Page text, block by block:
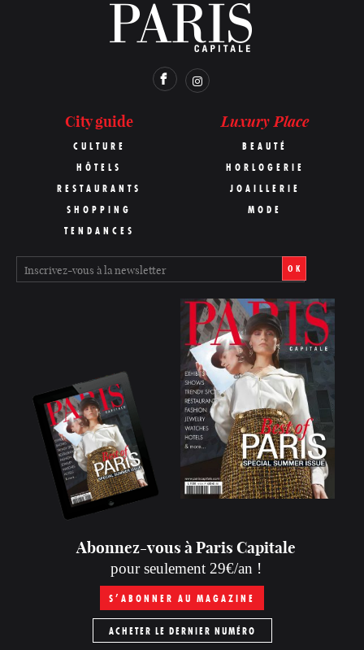
City guide
CULTURE
HÔTELS
RESTAURANTS
SHOPPING
TENDANCES
Luxury Place
BEAUTÉ
HORLOGERIE
JOAILLERIE
MODE
OK
Abonnez-vous à Paris Capitale
pour seulement 29€/an !
S’ABONNER AU MAGAZINE
ACHETER LE DERNIER NUMÉRO